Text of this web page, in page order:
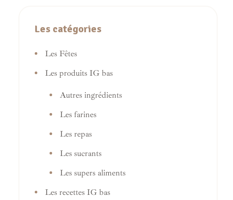
Les catégories
Les Fêtes
Les produits IG bas
Autres ingrédients
Les farines
Les repas
Les sucrants
Les supers aliments
Les recettes IG bas